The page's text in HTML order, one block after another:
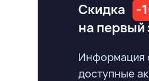
Скидка -
на первый
Информация
доступные